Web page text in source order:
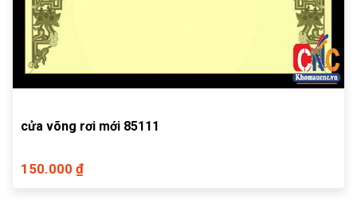
cửa võng rơi mới 85111
150.000 ₫